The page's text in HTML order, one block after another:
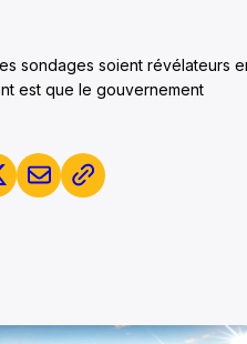
sondages soient révélateurs
est que le gouvernement